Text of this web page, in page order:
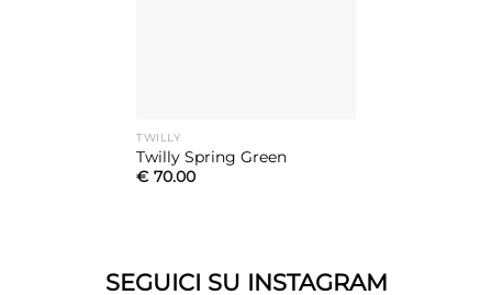
TWILLY
Twilly Spring Green
€ 70.00
SEGUICI SU INSTAGRAM